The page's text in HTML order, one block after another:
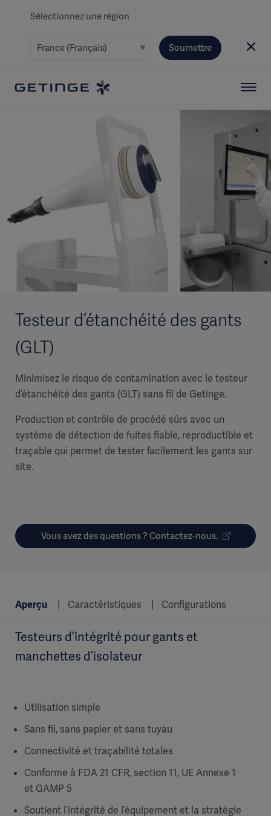
Sélectionnez une région
Soumettre
Testeur d’étanchéité des gants
(GLT)
Minimisez le risque de contamination avec le testeur
d’étanchéité des gants (GLT) sans fil de Getinge.
Production et contrôle de procédé sûrs avec un
système de détection de fuites fiable, reproductible et
traçable qui permet de tester facilement les gants sur
site.
Vous avez des questions ? Contactez-nous.
Aperçu Caractéristiques Configurations
Testeurs d’intégrité pour gants et
manchettes d’isolateur
Utilisation simple
Sans fil, sans papier et sans tuyau
Connectivité et traçabilité totales
Conforme à FDA 21 CFR, section 11, UE Annexe 1
et GAMP 5
Soutient l’intégrité de l’équipement et la stratégie